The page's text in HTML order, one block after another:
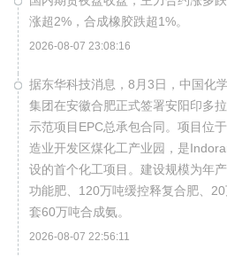
涨超2%，合成橡胶跌超1%。
2026-08-07 23:08:16
据东华科技消息，8月3日，中国化
集团在安徽合肥正式签署安阳印多
示范项目EPC总承包合同。项目位
造业开发区煤化工产业园，是
设的首个化工项目。建设规模为年
功能肥、120万吨缓控释复合肥、
套60万吨合成氨。
2026-08-07 22:56:11